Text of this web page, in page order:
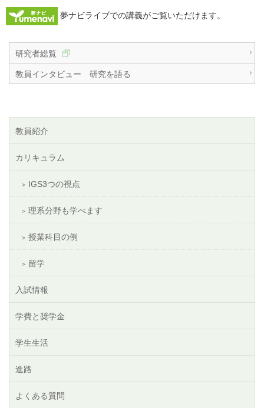
夢ナビライブでの講義がご覧いただけます。
研究者総覧
教員インタビュー 研究を語る
教員紹介
カリキュラム
IGS3つの視点
理系分野も学べます
授業科目の例
留学
入試情報
学費と奨学金
学生生活
進路
よくある質問